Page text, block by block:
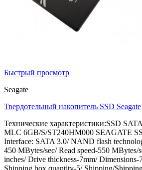
Быстрый просмотр
Seagate
Твердотельный накопитель SSD
Технические характеристики:SSD
MLC 6GB/S/ST240HM000 SEAGATE
Interface: SATA 3.0/ NAND flash
450 MBytes/sec/ Read speed-550 MBytes/
inches/ Drive thickness-7mm/